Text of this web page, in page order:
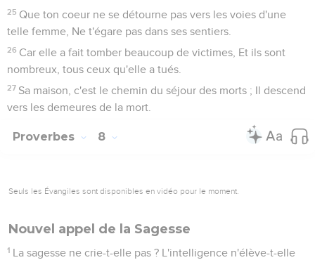
25 Que ton coeur ne se détourne pas vers les voies d'une
telle femme, Ne t'égare pas dans ses sentiers.
26 Car elle a fait tomber beaucoup de victimes, Et ils sont
nombreux, tous ceux qu'elle a tués.
27 Sa maison, c'est le chemin du séjour des morts ; Il descend
vers les demeures de la mort.
Proverbes 8
Seuls les Évangiles sont disponibles en vidéo pour le moment.
Nouvel appel de la Sagesse
1 La sagesse ne crie-t-elle pas ? L'intelligence n'élève-t-elle